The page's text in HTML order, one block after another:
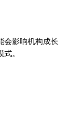
会影响机构成长
。